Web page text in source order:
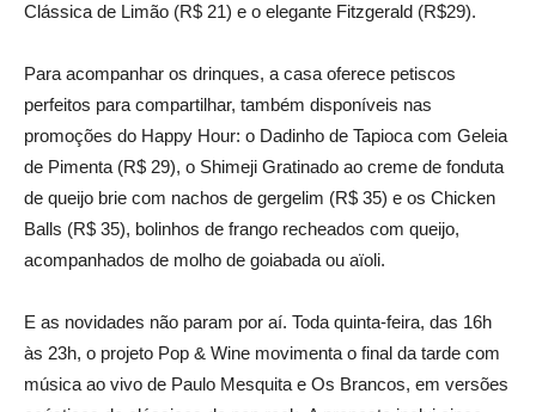
Clássica de Limão (R$ 21) e o elegante Fitzgerald (R$29).
Para acompanhar os drinques, a casa oferece petiscos
perfeitos para compartilhar, também disponíveis nas
promoções do Happy Hour: o Dadinho de Tapioca com Geleia
de Pimenta (R$ 29), o Shimeji Gratinado ao creme de fonduta
de queijo brie com nachos de gergelim (R$ 35) e os Chicken
Balls (R$ 35), bolinhos de frango recheados com queijo,
acompanhados de molho de goiabada ou aïoli.
E as novidades não param por aí. Toda quinta-feira, das 16h
às 23h, o projeto Pop & Wine movimenta o final da tarde com
música ao vivo de Paulo Mesquita e Os Brancos, em versões